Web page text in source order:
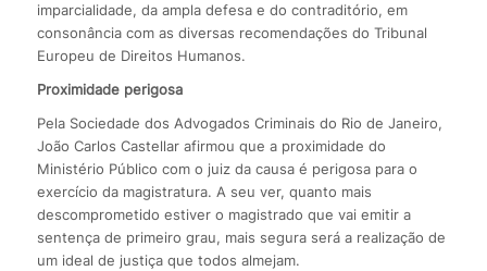
imparcialidade, da ampla defesa e do contraditório, em
consonância com as diversas recomendações do Tribunal
Europeu de Direitos Humanos.
Proximidade perigosa
Pela Sociedade dos Advogados Criminais do Rio de Janeiro,
João Carlos Castellar afirmou que a proximidade do
Ministério Público com o juiz da causa é perigosa para o
exercício da magistratura. A seu ver, quanto mais
descomprometido estiver o magistrado que vai emitir a
sentença de primeiro grau, mais segura será a realização de
um ideal de justiça que todos almejam.